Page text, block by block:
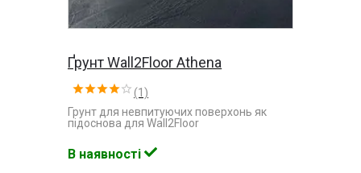
Ґрунт Wall2Floor Athena
(1)
Грунт для невпитуючих поверхонь як
підоснова для Wall2Floor
В наявності